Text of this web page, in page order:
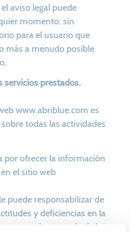
aviso legal puede
momento: sin
para el usuario que
más a menudo posible
servicios prestados.
www.abriblue.com es
todas las actividades
por ofrecer la información
el sitio web
puede responsabilizar de
y deficiencias en la
por su culpa o por la de los